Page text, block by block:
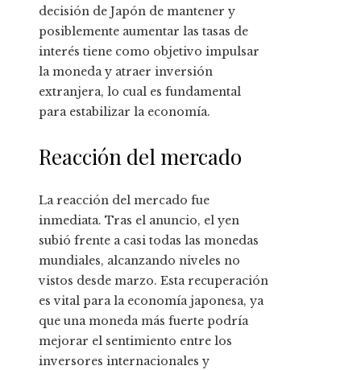
decisión de Japón de mantener y
posiblemente aumentar las tasas de
interés tiene como objetivo impulsar
la moneda y atraer inversión
extranjera, lo cual es fundamental
para estabilizar la economía.
Reacción del mercado
La reacción del mercado fue
inmediata. Tras el anuncio, el yen
subió frente a casi todas las monedas
mundiales, alcanzando niveles no
vistos desde marzo. Esta recuperación
es vital para la economía japonesa, ya
que una moneda más fuerte podría
mejorar el sentimiento entre los
inversores internacionales y